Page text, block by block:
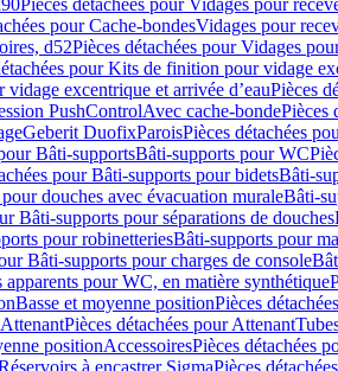
Pièces détachées pour Vidages pour
pour Cache-bondesVidages pour
d52Pièces détachées pour Vidages
pour Kits de finition pour vidage
excentrique et arrivée d’eauPièces
PushControlAvec cache-bondePièces
Geberit DuofixParoisPièces détachées
Bâti-supportsBâti-supports pour WC
pour Bâti-supports pour bidetsBâti-
douches avec évacuation muraleBâti-
Bâti-supports pour séparations de douches
pour robinetteriesBâti-supports pour
Bâti-supports pour charges de console
apparents pour WC, en matière synthétique
Basse et moyenne positionPièces
AttenantPièces détachées pour Attenant
positionAccessoiresPièces détachées
à encastrer SigmaPièces